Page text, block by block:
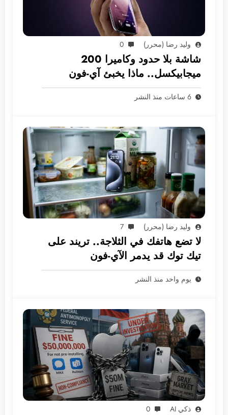
وليد رضا (محرر) 0
شاشة بلا حدود وكاميرا 200
ميجابيكسل.. ماذا يخبئ آي-فون
2028؟
6 ساعات منذ النشر
وليد رضا (محرر) 7
لا تضع هاتفك في الثلاجة.. تريند على
تيك توك قد يدمر الآي-فون
يوم واحد منذ النشر
ذكي AI 0